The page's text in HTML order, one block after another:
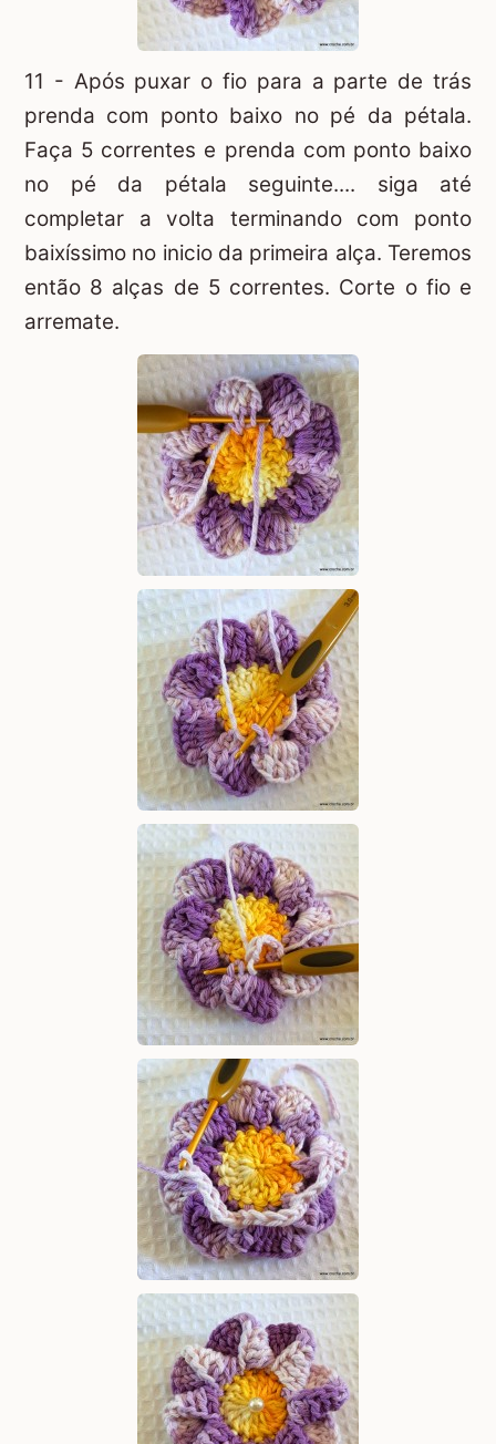
11 - Após puxar o fio para a parte de trás
prenda com ponto baixo no pé da pétala.
Faça 5 correntes e prenda com ponto baixo
no pé da pétala seguinte.... siga até
completar a volta terminando com ponto
baixíssimo no inicio da primeira alça. Teremos
então 8 alças de 5 correntes. Corte o fio e
arremate.